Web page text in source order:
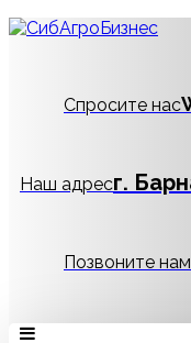
Спросите нас
Наш адресг.
Позвоните нам